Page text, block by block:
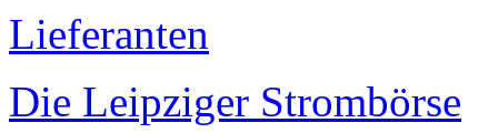
Lieferanten
Die Leipziger Strombörse